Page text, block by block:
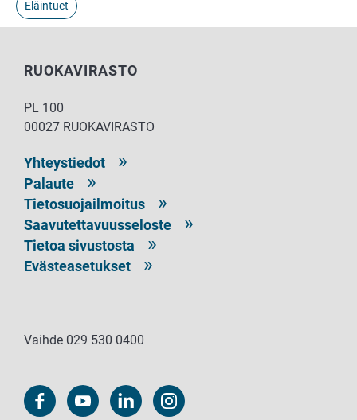
Eläintuet
RUOKAVIRASTO
PL 100
00027 RUOKAVIRASTO
Yhteystiedot
Palaute
Tietosuojailmoitus
Saavutettavuusseloste
Tietoa sivustosta
Evästeasetukset
Vaihde 029 530 0400